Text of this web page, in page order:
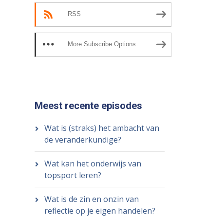
RSS
More Subscribe Options
Meest recente episodes
Wat is (straks) het ambacht van
de veranderkundige?
Wat kan het onderwijs van
topsport leren?
Wat is de zin en onzin van
reflectie op je eigen handelen?